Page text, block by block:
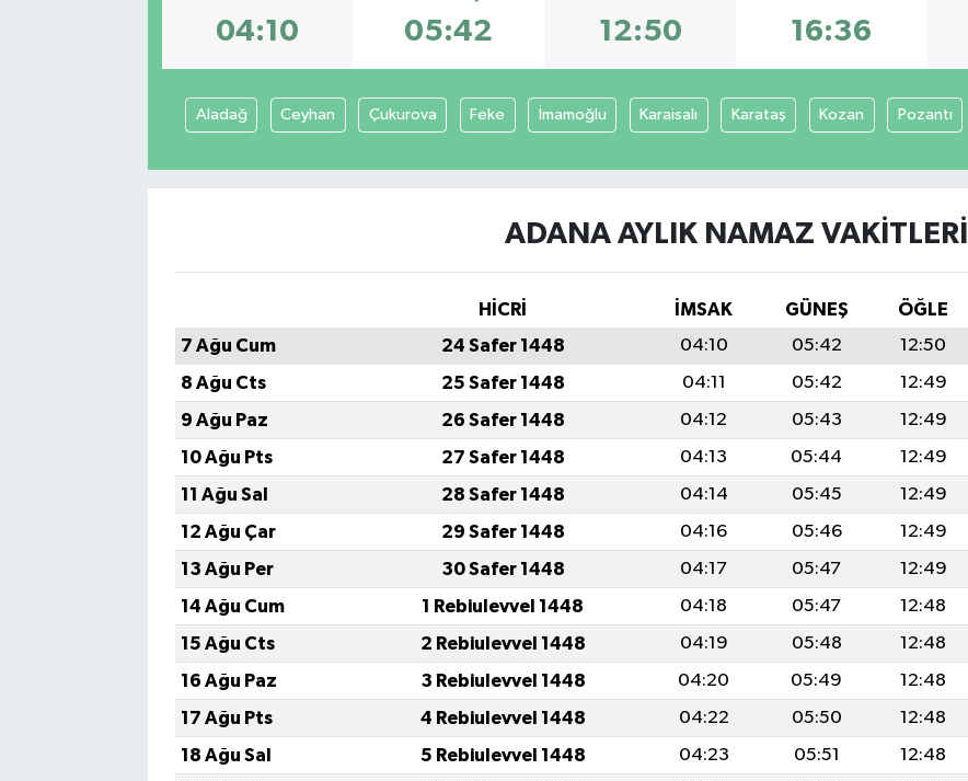
04:10 05:42 12:50 16:36
Aladağ Ceyhan Çukurova Feke İmamoğlu Karaisalı Karataş Kozan Pozantı
ADANA AYLIK NAMAZ VAKITLERI
HİCRİ İMSAK GÜNEŞ ÖĞLE
7 Ağu Cum
24 Safer 1448 04:10 05:42 12:50
8 Ağu Cts
25 Safer 1448 04:11 05:42 12:49
9 Ağu Paz
26 Safer 1448 04:12 05:43 12:49
10 Ağu Pts
27 Safer 1448 04:13 05:44 12:49
11 Ağu Sal
28 Safer 1448 04:14 05:45 12:49
12 Ağu Çar
29 Safer 1448 04:16 05:46 12:49
13 Ağu Per
30 Safer 1448 04:17 05:47 12:49
14 Ağu Cum
1 Rebiulevvel 1448 04:18 05:47 12:48
15 Ağu Cts
2 Rebiulevvel 1448 04:19 05:48 12:48
16 Ağu Paz
3 Rebiulevvel 1448 04:20 05:49 12:48
17 Ağu Pts
4 Rebiulevvel 1448 04:22 05:50 12:48
18 Ağu Sal
5 Rebiulevvel 1448 04:23 05:51 12:48